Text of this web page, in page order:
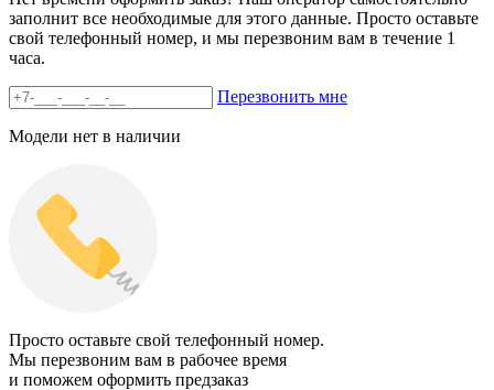
заполнит все необходимые для этого данные. Просто оставьте
свой телефонный номер, и мы перезвоним вам в течение 1
часа.
Перезвонить мне
Модели нет в наличии
Просто оставьте свой телефонный номер.
Мы перезвоним вам в рабочее время
и поможем оформить предзаказ